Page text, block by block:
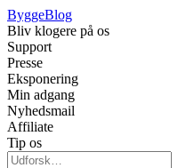
ByggeBlog
Bliv klogere på os
Support
Presse
Eksponering
Min adgang
Nyhedsmail
Affiliate
Tip os